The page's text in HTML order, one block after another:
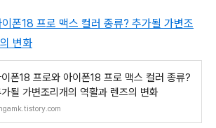
폰18 프로 맥스 컬러 종류? 추가될 가변조
변화
이폰18 프로와 아이폰18 프로 맥스 컬러 종류?
될 가변조리개의 역활과 렌즈의 변화